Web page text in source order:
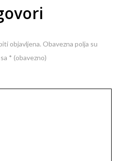
objavljena. Obavezna polja su
* (obavezno)